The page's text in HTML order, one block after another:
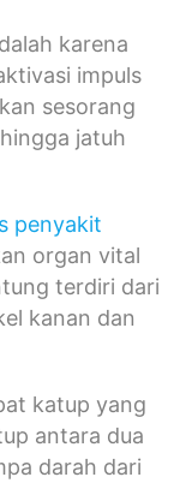
karena
impuls
sesorang
jatuh
penyakit
organ vital
terdiri dari
kanan dan
katup yang
antara dua
darah dari